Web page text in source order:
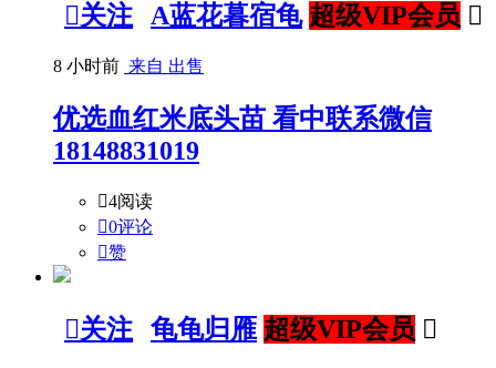
关注 A蓝花暮宿龟 超级VIP会员 
8 小时前 来自 出售
优选血红米底头苗 看中联系微信
18148831019
4阅读
0评论
赞
关注 龟龟归雁 超级VIP会员 